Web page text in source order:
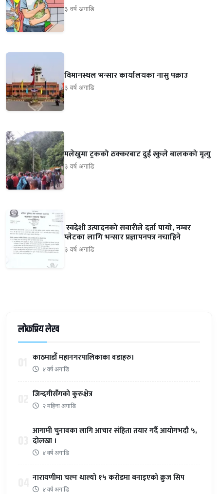
३ वर्ष अगाडि
विमानस्थल भन्सार कार्यालयका नासु पक्राउ
३ वर्ष अगाडि
मलेखुमा ट्रकको ठक्करबाट दुई स्कुले बालकको मृत्यु
३ वर्ष अगाडि
स्वदेशी उत्पादनको सवारीले दर्ता पायो, नम्बर
प्लेटका लागि भन्सार प्रज्ञापनपत्र नचाहिने
३ वर्ष अगाडि
लोकप्रिय लेख
काठमाडौँ महानगरपालिकाका वडाहरु।
४ वर्ष अगाडि
जिन्दगीसँगको कुरुक्षेत्र
२ महिना अगाडि
आगामी चुनावका लागि आचार संहिता तयार गर्दै आयोगभदौ ५,
दोलखा ।
४ वर्ष अगाडि
नारायणीमा चल्न थाल्यो १५ करोडमा बनाइएको क्रुज सिप
४ वर्ष अगाडि